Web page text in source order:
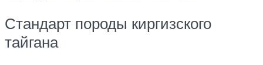
Стандарт породы киргизского
тайгана